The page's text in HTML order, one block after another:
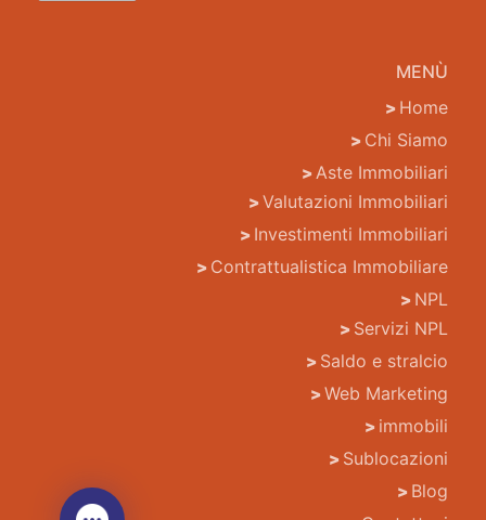
MENÙ
Home
Chi Siamo
Aste Immobiliari
Valutazioni Immobiliari
Investimenti Immobiliari
Contrattualistica Immobiliare
NPL
Servizi NPL
Saldo e stralcio
Web Marketing
immobili
Sublocazioni
Blog